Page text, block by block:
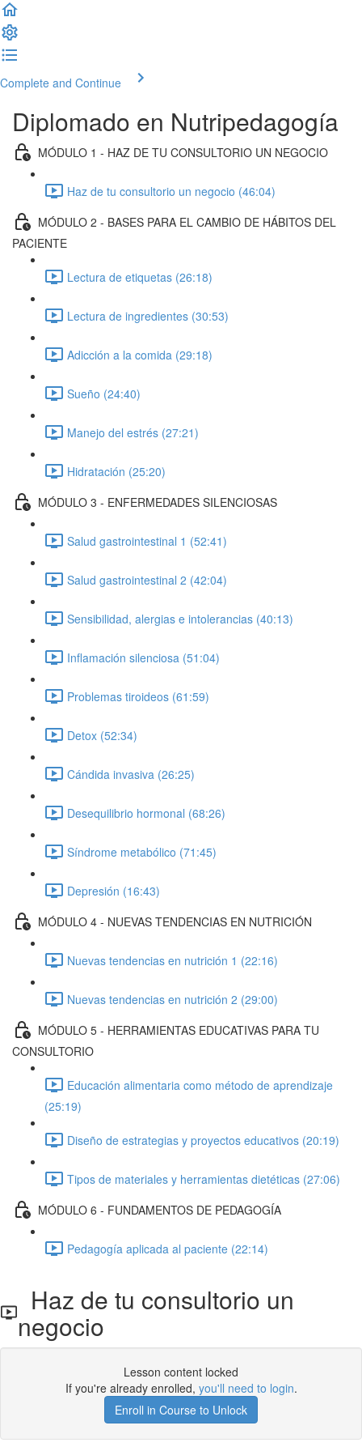
Complete and Continue
Diplomado en Nutripedagogía
MÓDULO 1 - HAZ DE TU CONSULTORIO UN NEGOCIO
Haz de tu consultorio un negocio (46:04)
MÓDULO 2 - BASES PARA EL CAMBIO DE HÁBITOS DEL
PACIENTE
Lectura de etiquetas (26:18)
Lectura de ingredientes (30:53)
Adicción a la comida (29:18)
Sueño (24:40)
Manejo del estrés (27:21)
Hidratación (25:20)
MÓDULO 3 - ENFERMEDADES SILENCIOSAS
Salud gastrointestinal 1 (52:41)
Salud gastrointestinal 2 (42:04)
Sensibilidad, alergias e intolerancias (40:13)
Inflamación silenciosa (51:04)
Problemas tiroideos (61:59)
Detox (52:34)
Cándida invasiva (26:25)
Desequilibrio hormonal (68:26)
Síndrome metabólico (71:45)
Depresión (16:43)
MÓDULO 4 - NUEVAS TENDENCIAS EN NUTRICIÓN
Nuevas tendencias en nutrición 1 (22:16)
Nuevas tendencias en nutrición 2 (29:00)
MÓDULO 5 - HERRAMIENTAS EDUCATIVAS PARA TU
CONSULTORIO
Educación alimentaria como método de aprendizaje
(25:19)
Diseño de estrategias y proyectos educativos (20:19)
Tipos de materiales y herramientas dietéticas (27:06)
MÓDULO 6 - FUNDAMENTOS DE PEDAGOGÍA
Pedagogía aplicada al paciente (22:14)
Haz de tu consultorio un
negocio
Lesson content locked
If you're already enrolled, you'll need to login.
Enroll in Course to Unlock